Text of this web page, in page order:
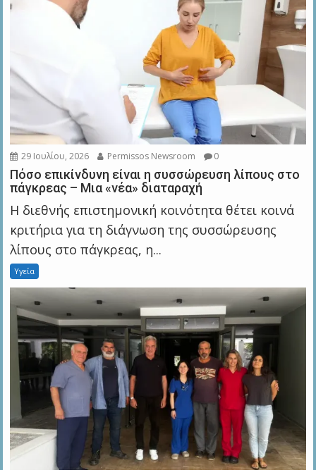
29 Ιουλίου, 2026 Permissos Newsroom 0
Πόσο επικίνδυνη είναι η συσσώρευση λίπους στο
πάγκρεας – Μια «νέα» διαταραχή
Η διεθνής επιστημονική κοινότητα θέτει κοινά
κριτήρια για τη διάγνωση της συσσώρευσης
λίπους στο πάγκρεας, η...
Υγεία